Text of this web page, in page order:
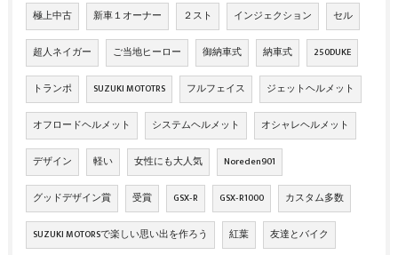
極上中古 新車１オーナー ２スト インジェクション セル
超人ネイガー ご当地ヒーロー 御納車式 納車式 250DUKE
トランポ SUZUKI MOTOTRS フルフェイス ジェットヘルメット
オフロードヘルメット システムヘルメット オシャレヘルメット
デザイン 軽い 女性にも大人気 Noreden901
グッドデザイン賞 受賞 GSX‐R GSX‐R1000 カスタム多数
SUZUKI MOTORSで楽しい思い出を作ろう 紅葉 友達とバイク